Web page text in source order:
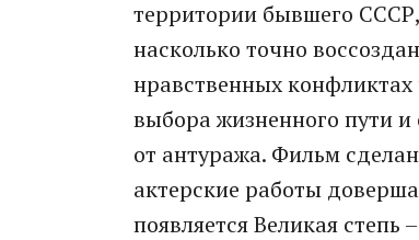
территории бывшего
насколько точно
нравственных конфликтах
выбора жизненного пути и
от антуража. Фильм
актерские работы
появляется Великая степь